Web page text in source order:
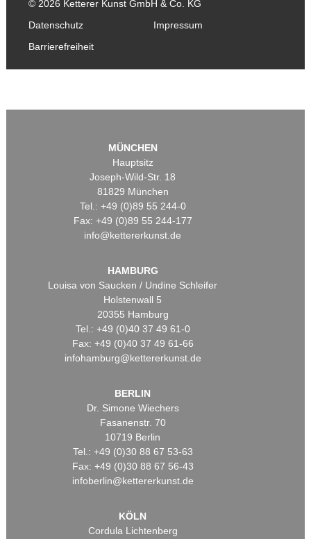
© 2026 Ketterer Kunst GmbH & Co. KG
Datenschutz
Impressum
Barrierefreiheit
MÜNCHEN
Hauptsitz
Joseph-Wild-Str. 18
81829 München
Tel.: +49 (0)89 55 244-0
Fax: +49 (0)89 55 244-177
info@kettererkunst.de
HAMBURG
Louisa von Saucken / Undine Schleifer
Holstenwall 5
20355 Hamburg
Tel.: +49 (0)40 37 49 61-0
Fax: +49 (0)40 37 49 61-66
infohamburg@kettererkunst.de
BERLIN
Dr. Simone Wiechers
Fasanenstr. 70
10719 Berlin
Tel.: +49 (0)30 88 67 53-63
Fax: +49 (0)30 88 67 56-43
infoberlin@kettererkunst.de
KÖLN
Cordula Lichtenberg